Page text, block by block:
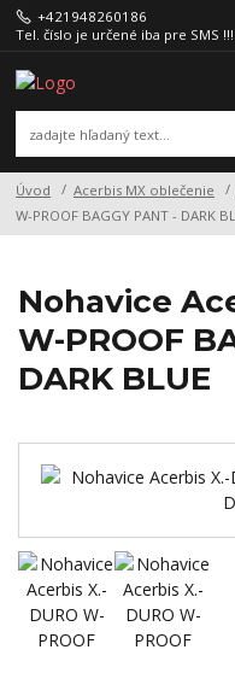
+421948260186
Tel. číslo je určené iba pre SMS !!!
Úvod Acerbis MX oblečenie
W-PROOF BAGGY PANT - DARK
Nohavice
W-PROOF
DARK BLUE